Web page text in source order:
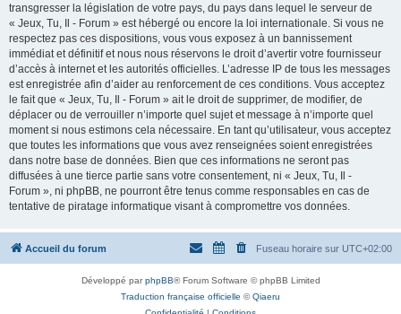
transgresser la législation de votre pays, du pays dans lequel le serveur de
« Jeux, Tu, Il - Forum » est hébergé ou encore la loi internationale. Si vous ne
respectez pas ces dispositions, vous vous exposez à un bannissement
immédiat et définitif et nous nous réservons le droit d’avertir votre fournisseur
d’accès à internet et les autorités officielles. L’adresse IP de tous les messages
est enregistrée afin d’aider au renforcement de ces conditions. Vous acceptez
le fait que « Jeux, Tu, Il - Forum » ait le droit de supprimer, de modifier, de
déplacer ou de verrouiller n’importe quel sujet et message à n’importe quel
moment si nous estimons cela nécessaire. En tant qu’utilisateur, vous acceptez
que toutes les informations que vous avez renseignées soient enregistrées
dans notre base de données. Bien que ces informations ne seront pas
diffusées à une tierce partie sans votre consentement, ni « Jeux, Tu, Il -
Forum », ni phpBB, ne pourront être tenus comme responsables en cas de
tentative de piratage informatique visant à compromettre vos données.
Accueil du forum Fuseau horaire sur UTC+02:00
Développé parphpBB® Forum Software © phpBB Limited
Traduction française officielle ©Qiaeru